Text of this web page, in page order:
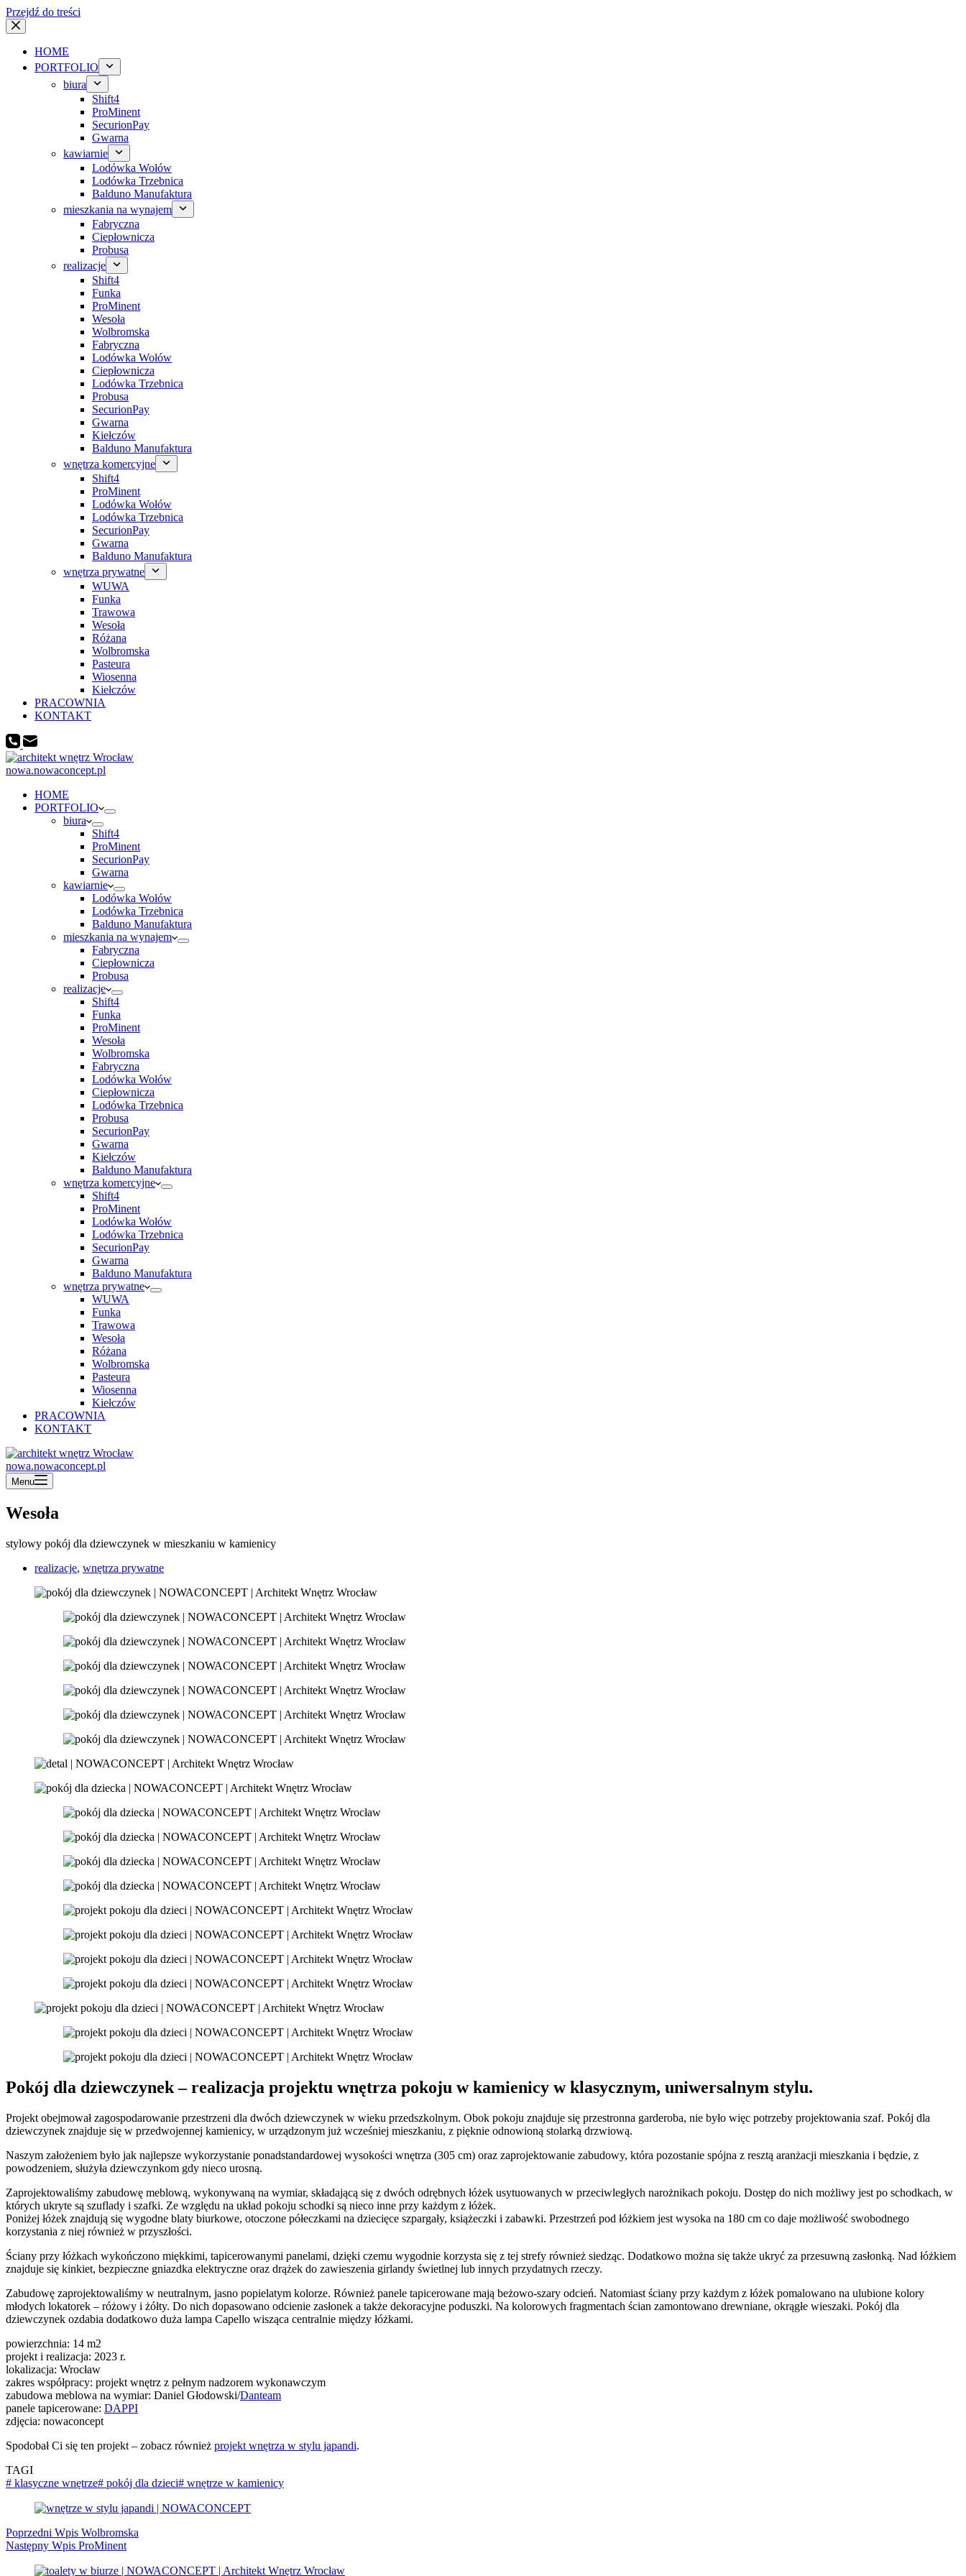
Przejdź do treści
HOME
PORTFOLIO
biura
Shift4
ProMinent
SecurionPay
Gwarna
kawiarnie
Lodówka Wołów
Lodówka Trzebnica
Balduno Manufaktura
mieszkania na wynajem
Fabryczna
Ciepłownicza
Probusa
realizacje
Shift4
Funka
ProMinent
Wesoła
Wolbromska
Fabryczna
Lodówka Wołów
Ciepłownicza
Lodówka Trzebnica
Probusa
SecurionPay
Gwarna
Kiełczów
Balduno Manufaktura
wnętrza komercyjne
Shift4
ProMinent
Lodówka Wołów
Lodówka Trzebnica
SecurionPay
Gwarna
Balduno Manufaktura
wnętrza prywatne
WUWA
Funka
Trawowa
Wesoła
Różana
Wolbromska
Pasteura
Wiosenna
Kiełczów
PRACOWNIA
KONTAKT
nowa.nowaconcept.pl
HOME
PORTFOLIO
biura
Shift4
ProMinent
SecurionPay
Gwarna
kawiarnie
Lodówka Wołów
Lodówka Trzebnica
Balduno Manufaktura
mieszkania na wynajem
Fabryczna
Ciepłownicza
Probusa
realizacje
Shift4
Funka
ProMinent
Wesoła
Wolbromska
Fabryczna
Lodówka Wołów
Ciepłownicza
Lodówka Trzebnica
Probusa
SecurionPay
Gwarna
Kiełczów
Balduno Manufaktura
wnętrza komercyjne
Shift4
ProMinent
Lodówka Wołów
Lodówka Trzebnica
SecurionPay
Gwarna
Balduno Manufaktura
wnętrza prywatne
WUWA
Funka
Trawowa
Wesoła
Różana
Wolbromska
Pasteura
Wiosenna
Kiełczów
PRACOWNIA
KONTAKT
nowa.nowaconcept.pl
Menu
Wesoła
stylowy pokój dla dziewczynek w mieszkaniu w kamienicy
realizacje, wnętrza prywatne
Pokój dla dziewczynek – realizacja projektu wnętrza pokoju w kamienicy w klasycznym, uniwersalnym stylu.
Projekt obejmował zagospodarowanie przestrzeni dla dwóch dziewczynek w wieku przedszkolnym. Obok pokoju znajduje się przestronna garderoba, nie było więc potrzeby projektowania szaf. Pokój dla
dziewczynek znajduje się w przedwojennej kamienicy, w urządzonym już wcześniej mieszkaniu, z pięknie odnowioną stolarką drzwiową.
Naszym założeniem było jak najlepsze wykorzystanie ponadstandardowej wysokości wnętrza (305 cm) oraz zaprojektowanie zabudowy, która pozostanie spójna z resztą aranżacji mieszkania i będzie, z
powodzeniem, służyła dziewczynkom gdy nieco urosną.
Zaprojektowaliśmy zabudowę meblową, wykonywaną na wymiar, składającą się z dwóch odrębnych łóżek usytuowanych w przeciwległych narożnikach pokoju. Dostęp do nich możliwy jest po schodkach, w
których ukryte są szuflady i szafki. Ze względu na układ pokoju schodki są nieco inne przy każdym z łóżek.
Poniżej łóżek znajdują się wygodne blaty biurkowe, otoczone półeczkami na dziecięce szpargały, książeczki i zabawki. Przestrzeń pod łóżkiem jest wysoka na 180 cm co daje możliwość swobodnego
korzystania z niej również w przyszłości.
Ściany przy łóżkach wykończono miękkimi, tapicerowanymi panelami, dzięki czemu wygodnie korzysta się z tej strefy również siedząc. Dodatkowo można się także ukryć za przesuwną zasłonką. Nad łóżkiem
znajduje się kinkiet, bezpieczne gniazdka elektryczne oraz drążek do zawieszenia girlandy świetlnej lub innych przydatnych rzeczy.
Zabudowę zaprojektowaliśmy w neutralnym, jasno popielatym kolorze. Również panele tapicerowane mają beżowo-szary odcień. Natomiast ściany przy każdym z łóżek pomalowano na ulubione kolory
młodych lokatorek – różowy i żółty. Do nich dopasowano odcienie zasłonek a także dekoracyjne poduszki. Na kolorowych fragmentach ścian zamontowano drewniane, okrągłe wieszaki. Pokój dla
dziewczynek ozdabia dodatkowo duża lampa Capello wisząca centralnie między łóżkami.
powierzchnia: 14 m2
projekt i realizacja: 2023 r.
lokalizacja: Wrocław
zakres współpracy: projekt wnętrz z pełnym nadzorem wykonawczym
zabudowa meblowa na wymiar: Daniel Głodowski/Danteam
panele tapicerowane: DAPPI
zdjęcia: nowaconcept
Spodobał Ci się ten projekt – zobacz również projekt wnętrza w stylu japandi.
TAGI
# klasyczne wnętrze# pokój dla dzieci# wnętrze w kamienicy
Poprzedni Wpis Wolbromska
Następny Wpis ProMinent